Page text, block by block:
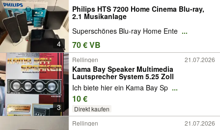
4
Philips HTS 7200 Home Cinema Blu-ray,
2.1 Musikanlage
Superschönes Blu-ray Home Ente ...
70 € VB
3
Rellingen 21.07.2026
Kama Bay Speaker Multimedia
Lautsprecher System 5.25 Zoll
Ich biete hier ein Kama Bay Sp ...
10 €
Direkt kaufen
Rellingen
21.07.2026